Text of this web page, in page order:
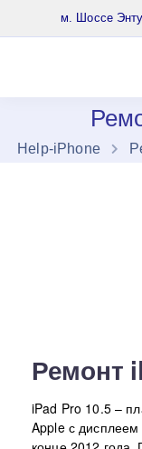
8 (903) 961-65-64
м. Шоссе
Нelp-iPhone
Ремонт
iPad Pro 10.5 –
Apple с